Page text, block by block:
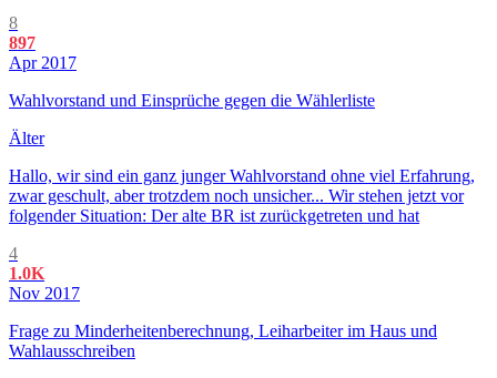
8
897
Apr 2017
Wahlvorstand und Einsprüche gegen die Wählerliste
Älter
Hallo, wir sind ein ganz junger Wahlvorstand ohne viel Erfahrung,
zwar geschult, aber trotzdem noch unsicher... Wir stehen jetzt vor
folgender Situation: Der alte BR ist zurückgetreten und hat
4
1.0K
Nov 2017
Frage zu Minderheitenberechnung, Leiharbeiter im Haus und
Wahlausschreiben